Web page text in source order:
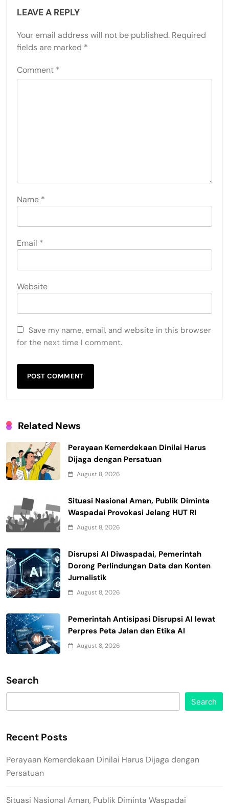
LEAVE A REPLY
Your email address will not be published. Required
fields are marked *
Comment *
Name *
Email *
Website
Save my name, email, and website in this browser
for the next time I comment.
Related News
Perayaan Kemerdekaan Dinilai Harus
Dijaga dengan Persatuan
August 8, 2026
Situasi Nasional Aman, Publik Diminta
Waspadai Provokasi Jelang HUT RI
August 8, 2026
Disrupsi AI Diwaspadai, Pemerintah
Dorong Perlindungan Data dan Konten
Jurnalistik
August 8, 2026
Pemerintah Antisipasi Disrupsi AI lewat
Perpres Peta Jalan dan Etika AI
August 8, 2026
Search
Search
Recent Posts
Perayaan Kemerdekaan Dinilai Harus Dijaga dengan
Persatuan
Situasi Nasional Aman, Publik Diminta Waspadai